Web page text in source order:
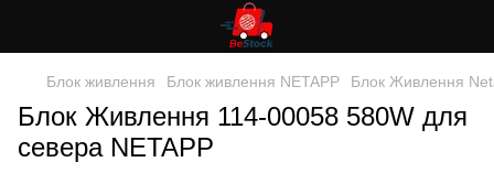
Блок живлення Блок живлення NETAPP Блок Живлення
Блок Живлення 114-00058 580W для
севера NETAPP